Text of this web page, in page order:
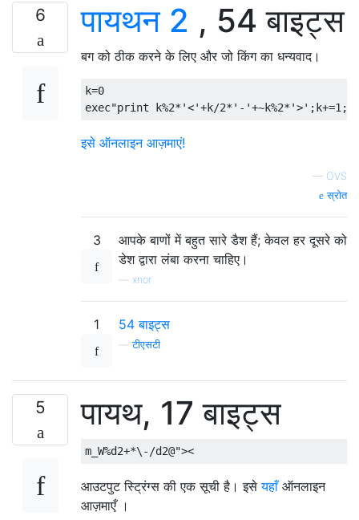
6 पायथन 2 , 54 बाइट्स
बग को ठीक करने के लिए और जो किंग का धन्यवाद।
k=0
exec"print k%2*'<'+k/2*'-'+~k%2*'>';k+=1;"
इसे ऑनलाइन आज़माएं!
— OVS
स्रोत
3
आपके बाणों में बहुत सारे डैश हैं; केवल हर दूसरे को
डेश द्वारा लंबा करना चाहिए।
xnor
1 54 बाइट्स
—टीएसटी
5 पायथ, 17 बाइट्स
आउटपुट स्ट्रिंग्स की एक सूची है। इसेयहाँऑनलाइन
आज़माएँ ।